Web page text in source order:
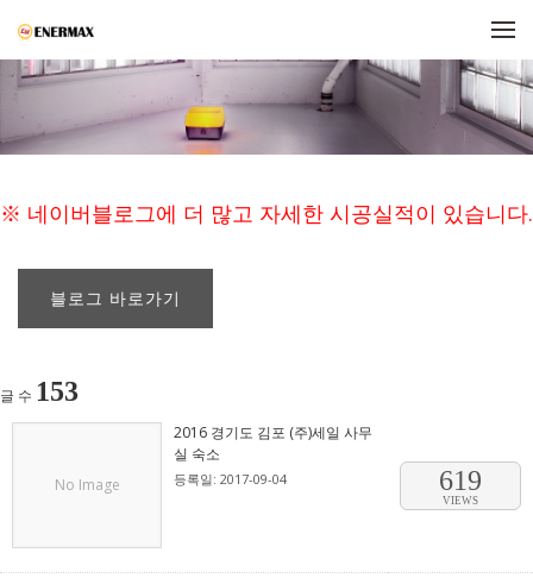
※ 네이버블로그에 더 많고 자세한 시공실적이 있습니다.
블로그 바로가기
글 수 153
No Image
2016 경기도 김포 (주)세일 사무
실 숙소
등록일: 2017-09-04 619
VIEWS